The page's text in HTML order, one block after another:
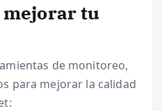
mejorar tu
de monitoreo,
para mejorar la calidad